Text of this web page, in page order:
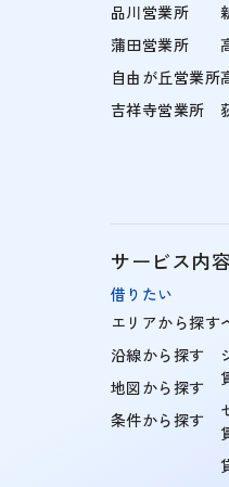
品川営業所
蒲田営業所
自由が丘営業所
吉祥寺営業所
サービス内
借りたい
エリアから探す
沿線から探す
地図から探す
条件から探す